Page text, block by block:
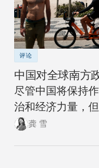
评论
中国对全球南方
尽管中国将保持
治和经济力量，
球北方的雄心计
龚 雪